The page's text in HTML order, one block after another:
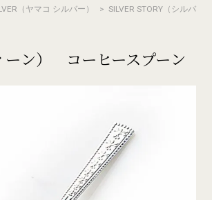
（ヤマコ シルバー） > SILVER STORY（シルバ
ン） コーヒースプーン